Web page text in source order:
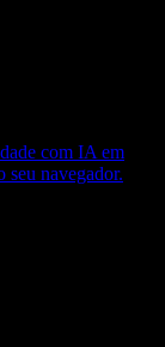
com IA em
seu navegador.